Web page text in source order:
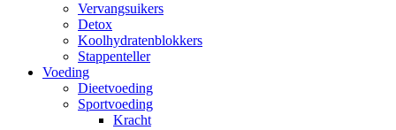
Vervangsuikers
Detox
Koolhydratenblokkers
Stappenteller
Voeding
Dieetvoeding
Sportvoeding
Kracht